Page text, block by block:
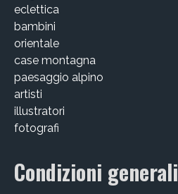
Susanna Galfrè
Valentina Caldarella
Fotografi
PORTFOLIO
eclettica
bambini
orientale
case montagna
paesaggio alpino
artisti
illustratori
fotografi
Condizioni generali